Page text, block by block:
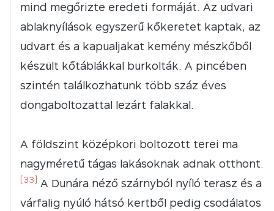
mind megőrizte eredeti formáját. Az udvari
ablaknyílások egyszerű kőkeretet kaptak, az
udvart és a kapualjakat kemény mészkőből
készült kőtáblákkal burkolták. A pincében
szintén találkozhatunk több száz éves
dongaboltozattal lezárt falakkal.
A földszint középkori boltozott terei ma
nagyméretű tágas lakásoknak adnak otthont.
[33]
A Dunára néző szárnyból nyíló terasz és a
várfalig nyúló hátsó kertből pedig csodálatos